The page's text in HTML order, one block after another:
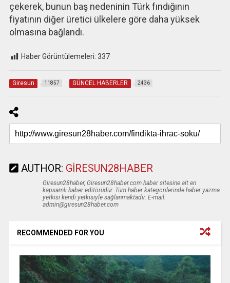
çekerek, bunun baş nedeninin Türk fındığının
fiyatının diğer üretici ülkelere göre daha yüksek
olmasına bağlandı.
Haber Görüntülemeleri: 337
Giresun 11857 GÜNCEL HABERLER 2436
AUTHOR: GIRESUN28HABER
Giresun28haber, Giresun28haber.com haber sitesine ait en
kapsamlı haber editörüdür. Tüm haber kategorilerinde haber yazma
yetkisi kendi yetkisiyle sağlanmaktadır. E-mail:
admin@giresun28haber.com
RECOMMENDED FOR YOU